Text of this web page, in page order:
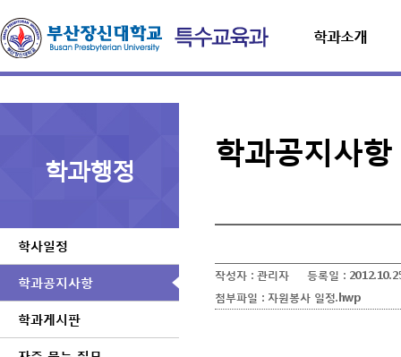
학과소개
학과행정
학사일정
학과공지사항
학과게시판
학과공지사항
작성자 : 관리자 등록일 :
첨부파일 : 자원봉사 일정.hwp